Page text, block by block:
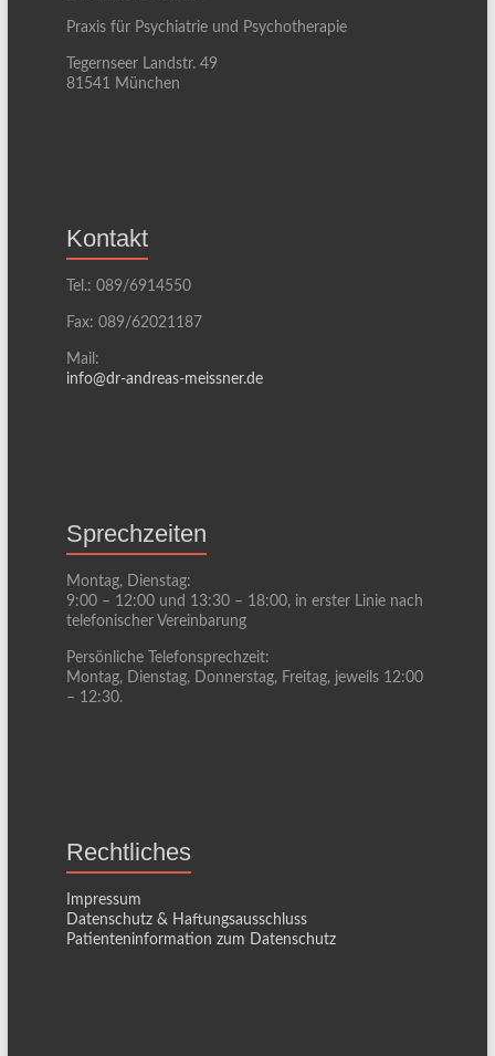
Praxis für Psychiatrie und Psychotherapie
Tegernseer Landstr. 49
81541 München
Kontakt
Tel.: 089/6914550
Fax: 089/62021187
Mail:
info@dr-andreas-meissner.de
Sprechzeiten
Montag, Dienstag:
9:00 – 12:00 und 13:30 – 18:00, in erster Linie nach
telefonischer Vereinbarung
Persönliche Telefonsprechzeit:
Montag, Dienstag, Donnerstag, Freitag, jeweils 12:00
– 12:30.
Rechtliches
Impressum
Datenschutz & Haftungsausschluss
Patienteninformation zum Datenschutz